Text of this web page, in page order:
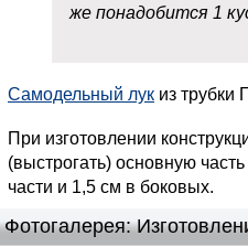
же понадобится 1
Самодельный лук из трубки
При изготовлении
(выстрогать) основную
части и 1,5 см в боковых.
Фотогалерея: